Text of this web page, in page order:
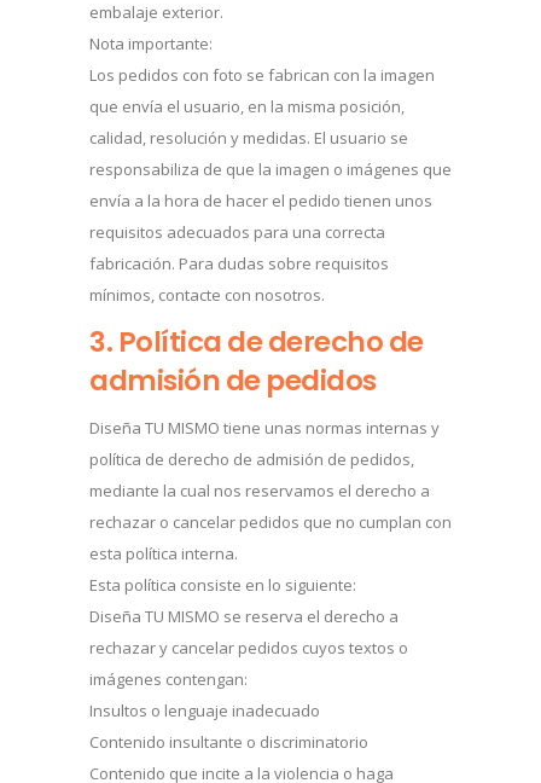
embalaje exterior.
Nota importante:
Los pedidos con foto se fabrican con la imagen
que envía el usuario, en la misma posición,
calidad, resolución y medidas. El usuario se
responsabiliza de que la imagen o imágenes que
envía a la hora de hacer el pedido tienen unos
requisitos adecuados para una correcta
fabricación. Para dudas sobre requisitos
mínimos, contacte con nosotros.
3. Política de derecho de
admisión de pedidos
Diseña TU MISMO tiene unas normas internas y
política de derecho de admisión de pedidos,
mediante la cual nos reservamos el derecho a
rechazar o cancelar pedidos que no cumplan con
esta política interna.
Esta política consiste en lo siguiente:
Diseña TU MISMO se reserva el derecho a
rechazar y cancelar pedidos cuyos textos o
imágenes contengan:
Insultos o lenguaje inadecuado
Contenido insultante o discriminatorio
Contenido que incite a la violencia o haga